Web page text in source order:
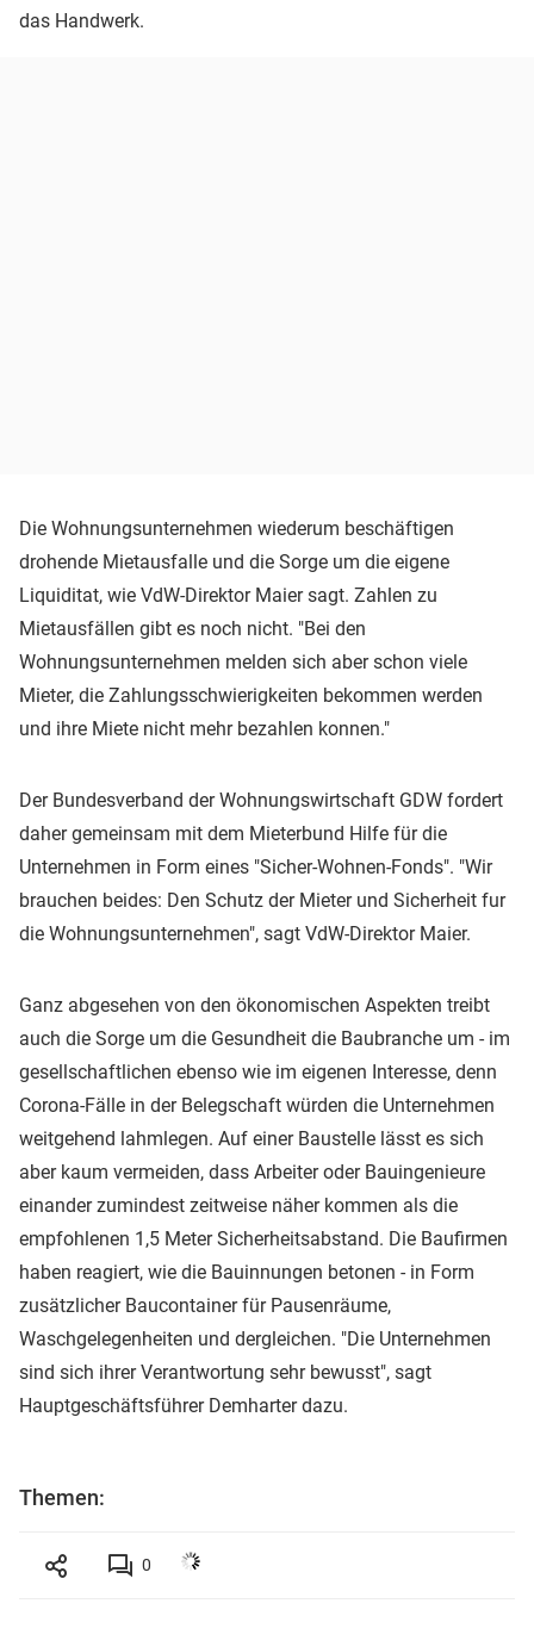
das Handwerk.
Die Wohnungsunternehmen wiederum beschäftigen
drohende Mietausfalle und die Sorge um die eigene
Liquiditat, wie VdW-Direktor Maier sagt. Zahlen zu
Mietausfällen gibt es noch nicht. "Bei den
Wohnungsunternehmen melden sich aber schon viele
Mieter, die Zahlungsschwierigkeiten bekommen werden
und ihre Miete nicht mehr bezahlen konnen."
Der Bundesverband der Wohnungswirtschaft GDW fordert
daher gemeinsam mit dem Mieterbund Hilfe für die
Unternehmen in Form eines "Sicher-Wohnen-Fonds". "Wir
brauchen beides: Den Schutz der Mieter und Sicherheit fur
die Wohnungsunternehmen", sagt VdW-Direktor Maier.
Ganz abgesehen von den ökonomischen Aspekten treibt
auch die Sorge um die Gesundheit die Baubranche um - im
gesellschaftlichen ebenso wie im eigenen Interesse, denn
Corona-Fälle in der Belegschaft würden die Unternehmen
weitgehend lahmlegen. Auf einer Baustelle lässt es sich
aber kaum vermeiden, dass Arbeiter oder Bauingenieure
einander zumindest zeitweise näher kommen als die
empfohlenen 1,5 Meter Sicherheitsabstand. Die Baufirmen
haben reagiert, wie die Bauinnungen betonen - in Form
zusätzlicher Baucontainer für Pausenräume,
Waschgelegenheiten und dergleichen. "Die Unternehmen
sind sich ihrer Verantwortung sehr bewusst", sagt
Hauptgeschäftsführer Demharter dazu.
Themen:
0